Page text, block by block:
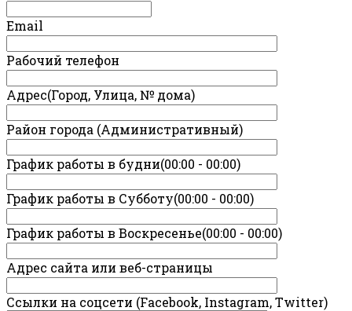
Email
Рабочий телефон
Адрес(Город, Улица, № дома)
Район города (Административный)
График работы в будни(00:00 - 00:00)
График работы в Субботу(00:00 - 00:00)
График работы в Воскресенье(00:00 - 00:00)
Адрес сайта или веб-страницы
Ссылки на соцсети (Facebook, Instagram, Twitter)